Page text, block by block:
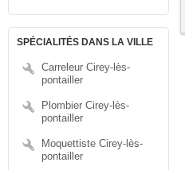
SPÉCIALITÉS DANS LA VILLE
Carreleur Cirey-lès-
pontailler
Plombier Cirey-lès-
pontailler
Moquettiste Cirey-lès-
pontailler